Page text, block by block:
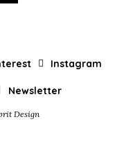
Instagram
Newsletter
Design